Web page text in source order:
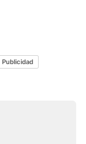
Publicidad